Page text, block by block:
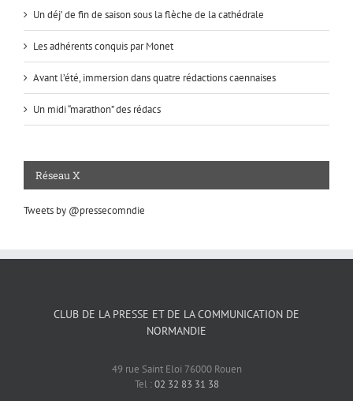
Un déj’ de fin de saison sous la flèche de la cathédrale
Les adhérents conquis par Monet
Avant l’été, immersion dans quatre rédactions caennaises
Un midi “marathon” des rédacs
Réseau X
Tweets by @pressecomndie
CLUB DE LA PRESSE ET DE LA COMMUNICATION DE
NORMANDIE
49 rue Saint Eloi 76000 Rouen
Tel :02 32 83 31 38